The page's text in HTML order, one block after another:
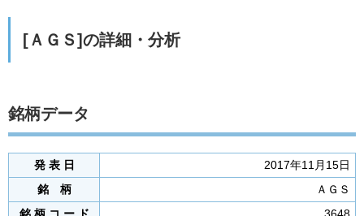
[ＡＧＳ]の詳細・分析
銘柄データ
発 表 日
2017年11月15日
銘 柄
ＡＧＳ